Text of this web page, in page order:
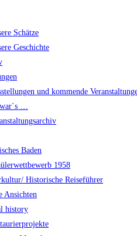
Schätze
Geschichte
und kommende
…
Baden
1958
Historische Reiseführer
Ansichten
history